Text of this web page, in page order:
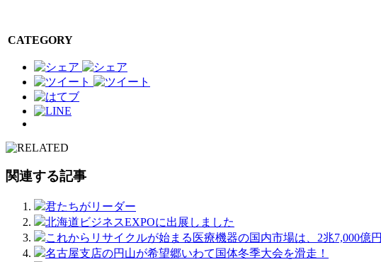
CATEGORY
関連する記事
君たちがリーダー
北海道ビジネスEXPOに出展しました
これからリサイクルが始まる医療機器の国内市場は、2兆7,000億円
名古屋支店の円山が希望郷いわて国体冬季大会を滑走！